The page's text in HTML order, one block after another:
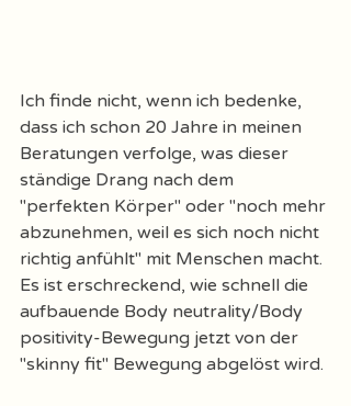
Ich finde nicht, wenn ich bedenke,
dass ich schon 20 Jahre in meinen
Beratungen verfolge, was dieser
ständige Drang nach dem
"perfekten Körper" oder "noch mehr
abzunehmen, weil es sich noch nicht
richtig anfühlt" mit Menschen macht.
Es ist erschreckend, wie schnell die
aufbauende Body neutrality/Body
positivity-Bewegung jetzt von der
"skinny fit" Bewegung abgelöst wird.